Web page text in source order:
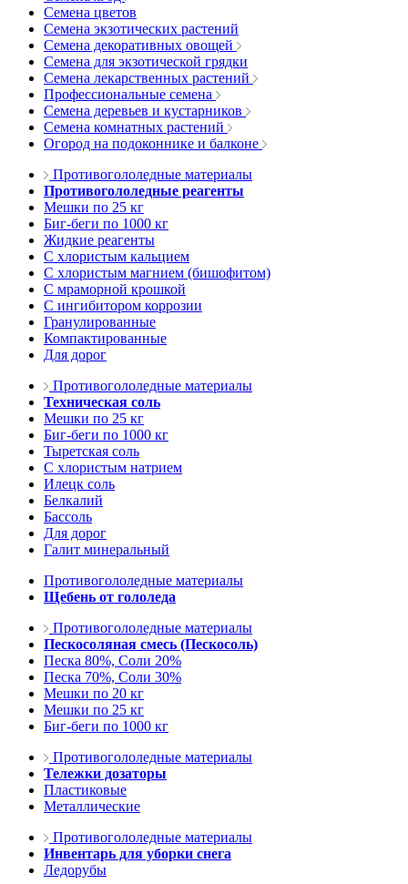
Семена цветов
Семена экзотических растений
Семена декоративных овощей
Семена для экзотической грядки
Семена лекарственных растений
Профессиональные семена
Семена деревьев и кустарников
Семена комнатных растений
Огород на подоконнике и балконе
Противогололедные материалы
Противогололедные реагенты
Мешки по 25 кг
Биг-беги по 1000 кг
Жидкие реагенты
С хлористым кальцием
С хлористым магнием (бишофитом)
С мраморной крошкой
С ингибитором коррозии
Гранулированные
Компактированные
Для дорог
Противогололедные материалы
Техническая соль
Мешки по 25 кг
Биг-беги по 1000 кг
Тыретская соль
С хлористым натрием
Илецк соль
Белкалий
Бассоль
Для дорог
Галит минеральный
Противогололедные материалы
Щебень от гололеда
Противогололедные материалы
Пескосоляная смесь (Пескосоль)
Песка 80%, Соли 20%
Песка 70%, Соли 30%
Мешки по 20 кг
Мешки по 25 кг
Биг-беги по 1000 кг
Противогололедные материалы
Тележки дозаторы
Пластиковые
Металлические
Противогололедные материалы
Инвентарь для уборки снега
Ледорубы